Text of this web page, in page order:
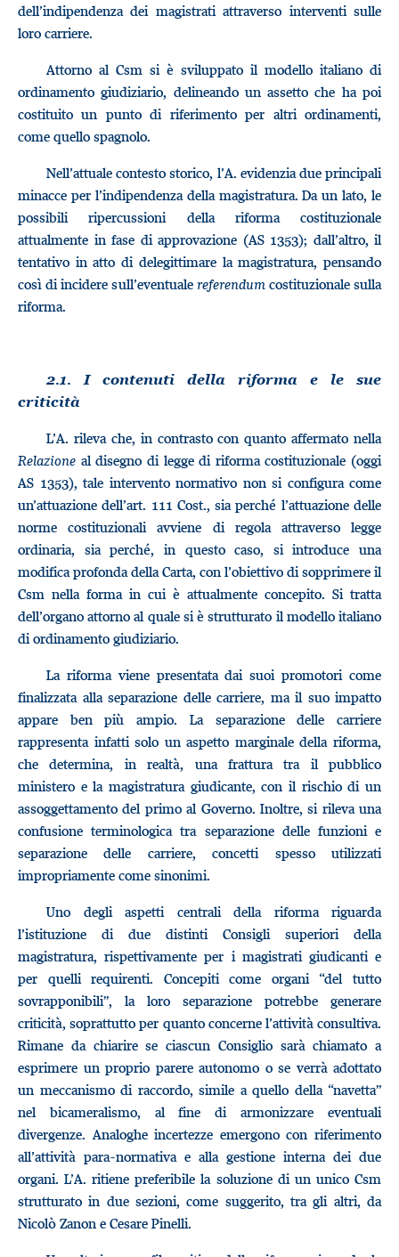
dell’indipendenza dei magistrati attraverso interventi sulle
loro carriere.
Attorno al Csm si è sviluppato il modello italiano di
ordinamento giudiziario, delineando un assetto che ha poi
costituito un punto di riferimento per altri ordinamenti,
come quello spagnolo.
Nell’attuale contesto storico, l’A. evidenzia due principali
minacce per l’indipendenza della magistratura. Da un lato, le
possibili ripercussioni della riforma costituzionale
attualmente in fase di approvazione (AS 1353); dall’altro, il
tentativo in atto di delegittimare la magistratura, pensando
così di incidere sull’eventuale referendum costituzionale sulla
riforma.
2.1. I contenuti della riforma e le sue
criticità
L’A. rileva che, in contrasto con quanto affermato nella
Relazione al disegno di legge di riforma costituzionale (oggi
AS 1353), tale intervento normativo non si configura come
un’attuazione dell’art. 111 Cost., sia perché l’attuazione delle
norme costituzionali avviene di regola attraverso legge
ordinaria, sia perché, in questo caso, si introduce una
modifica profonda della Carta, con l’obiettivo di sopprimere il
Csm nella forma in cui è attualmente concepito. Si tratta
dell’organo attorno al quale si è strutturato il modello italiano
di ordinamento giudiziario.
La riforma viene presentata dai suoi promotori come
finalizzata alla separazione delle carriere, ma il suo impatto
appare ben più ampio. La separazione delle carriere
rappresenta infatti solo un aspetto marginale della riforma,
che determina, in realtà, una frattura tra il pubblico
ministero e la magistratura giudicante, con il rischio di un
assoggettamento del primo al Governo. Inoltre, si rileva una
confusione terminologica tra separazione delle funzioni e
separazione delle carriere, concetti spesso utilizzati
impropriamente come sinonimi.
Uno degli aspetti centrali della riforma riguarda
l’istituzione di due distinti Consigli superiori della
magistratura, rispettivamente per i magistrati giudicanti e
per quelli requirenti. Concepiti come organi “del tutto
sovrapponibili”, la loro separazione potrebbe generare
criticità, soprattutto per quanto concerne l’attività consultiva.
Rimane da chiarire se ciascun Consiglio sarà chiamato a
esprimere un proprio parere autonomo o se verrà adottato
un meccanismo di raccordo, simile a quello della “navetta”
nel bicameralismo, al fine di armonizzare eventuali
divergenze. Analoghe incertezze emergono con riferimento
all’attività para-normativa e alla gestione interna dei due
organi. L’A. ritiene preferibile la soluzione di un unico Csm
strutturato in due sezioni, come suggerito, tra gli altri, da
Nicolò Zanon e Cesare Pinelli.